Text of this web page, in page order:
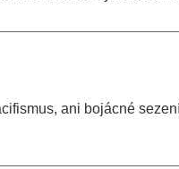
ani bojácné